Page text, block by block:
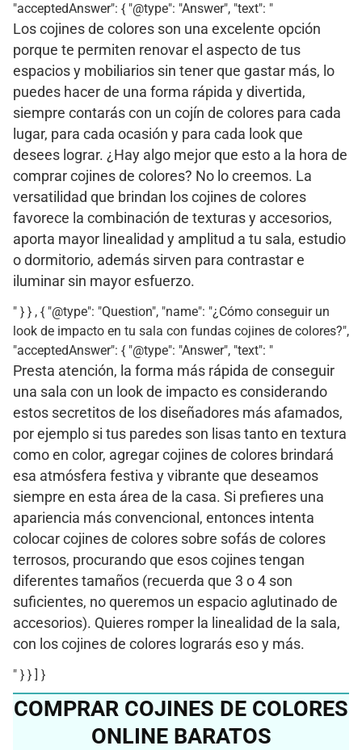
"acceptedAnswer": { "@type": "Answer", "text": "
Los cojines de colores son una excelente opción
porque te permiten renovar el aspecto de tus
espacios y mobiliarios sin tener que gastar más, lo
puedes hacer de una forma rápida y divertida,
siempre contarás con un cojín de colores para cada
lugar, para cada ocasión y para cada look que
desees lograr. ¿Hay algo mejor que esto a la hora de
comprar cojines de colores? No lo creemos. La
versatilidad que brindan los cojines de colores
favorece la combinación de texturas y accesorios,
aporta mayor linealidad y amplitud a tu sala, estudio
o dormitorio, además sirven para contrastar e
iluminar sin mayor esfuerzo.
" } } , { "@type": "Question", "name": "¿Cómo conseguir un
look de impacto en tu sala con fundas cojines de colores?",
"acceptedAnswer": { "@type": "Answer", "text": "
Presta atención, la forma más rápida de conseguir
una sala con un look de impacto es considerando
estos secretitos de los diseñadores más afamados,
por ejemplo si tus paredes son lisas tanto en textura
como en color, agregar cojines de colores brindará
esa atmósfera festiva y vibrante que deseamos
siempre en esta área de la casa. Si prefieres una
apariencia más convencional, entonces intenta
colocar cojines de colores sobre sofás de colores
terrosos, procurando que esos cojines tengan
diferentes tamaños (recuerda que 3 o 4 son
suficientes, no queremos un espacio aglutinado de
accesorios). Quieres romper la linealidad de la sala,
con los cojines de colores lograrás eso y más.
" } } ] }
COMPRAR COJINES DE COLORES
ONLINE BARATOS